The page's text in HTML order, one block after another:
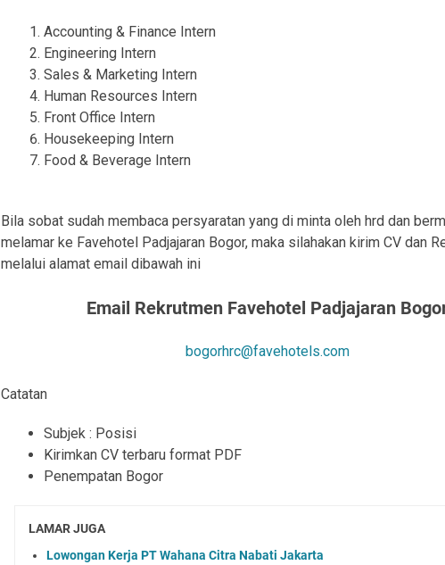
Accounting & Finance Intern
Engineering Intern
Sales & Marketing Intern
Human Resources Intern
Front Office Intern
Housekeeping Intern
Food & Beverage Intern
Bila sobat sudah membaca persyaratan yang di minta oleh hrd dan
melamar ke Favehotel Padjajaran Bogor, maka silahakan kirim CV dan
melalui alamat email dibawah ini
Email Rekrutmen Favehotel Padjajaran
bogorhrc@favehotels.com
Catatan
Subjek : Posisi
Kirimkan CV terbaru format PDF
Penempatan Bogor
LAMAR JUGA
Lowongan Kerja PT Wahana Citra Nabati Jakarta